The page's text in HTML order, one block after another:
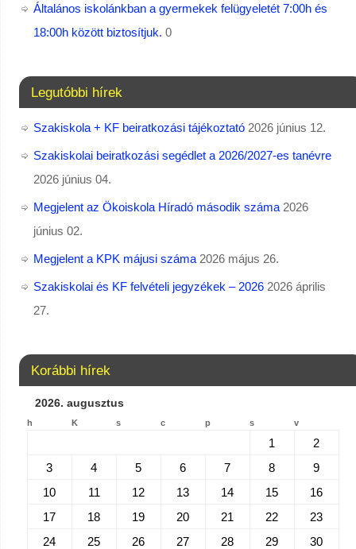
Általános iskolánkban a gyermekek felügyeletét 7:00h és
18:00h között biztosítjuk. 0
Legutóbbi hírek
Szakiskola + KF beiratkozási tájékoztató 2026 június 12.
Szakiskolai beiratkozási segédlet a 2026/2027-es tanévre
2026 június 04.
Megjelent az Ökoiskola Híradó második száma 2026
június 02.
Megjelent a KPK májusi száma 2026 május 26.
Szakiskolai és KF felvételi jegyzékek – 2026 2026 április
27.
Korábbi hírek
2026. augusztus
h K s c p s v
1
2
3
4 5 6 7 8
9
10
11 12 13 14 15
16
17
18 19 20 21 22
23
24
25 26 27 28 29
30